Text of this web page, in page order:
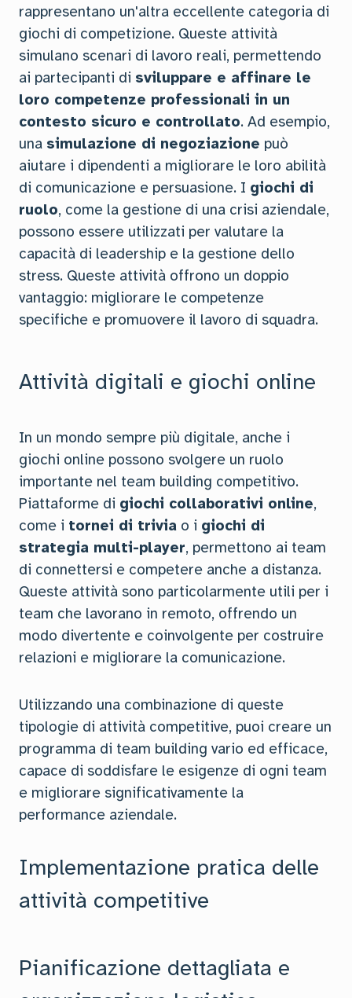
rappresentano un'altra eccellente categoria di
giochi di competizione. Queste attività
simulano scenari di lavoro reali, permettendo
ai partecipanti di sviluppare e affinare le
loro competenze professionali in un
contesto sicuro e controllato. Ad esempio,
una simulazione di negoziazione può
aiutare i dipendenti a migliorare le loro abilità
di comunicazione e persuasione. I giochi di
ruolo, come la gestione di una crisi aziendale,
possono essere utilizzati per valutare la
capacità di leadership e la gestione dello
stress. Queste attività offrono un doppio
vantaggio: migliorare le competenze
specifiche e promuovere il lavoro di squadra.
Attività digitali e giochi online
In un mondo sempre più digitale, anche i
giochi online possono svolgere un ruolo
importante nel team building competitivo.
Piattaforme di giochi collaborativi online,
come i tornei di trivia o i giochi di
strategia multi-player, permettono ai team
di connettersi e competere anche a distanza.
Queste attività sono particolarmente utili per i
team che lavorano in remoto, offrendo un
modo divertente e coinvolgente per costruire
relazioni e migliorare la comunicazione.
Utilizzando una combinazione di queste
tipologie di attività competitive, puoi creare un
programma di team building vario ed efficace,
capace di soddisfare le esigenze di ogni team
e migliorare significativamente la
performance aziendale.
Implementazione pratica delle
attività competitive
Pianificazione dettagliata e